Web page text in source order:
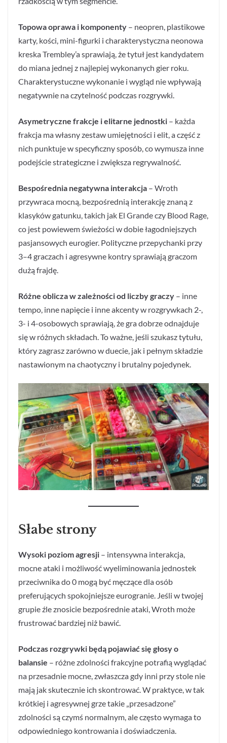
Topowa oprawa i komponenty – neopren, plastikowe
karty, kości, mini-figurki i charakterystyczna neonowa
kreska Trembley’a sprawiają, że tytuł jest kandydatem
do miana jednej z najlepiej wykonanych gier roku.
Charakterystuczne wykonanie i wygląd nie wpływają
negatywnie na czytelność podczas rozgrywki.
Asymetryczne frakcje i elitarne jednostki – każda
frakcja ma własny zestaw umiejętności i elit, a część z
nich punktuje w specyficzny sposób, co wymusza inne
podejście strategiczne i zwiększa regrywalność.
Bespośrednia negatywna interakcja – Wroth
przywraca mocną, bezpośrednią interakcję znaną z
klasyków gatunku, takich jak El Grande czy Blood Rage,
co jest powiewem świeżości w dobie łagodniejszych
pasjansowych eurogier. Polityczne przepychanki przy
3–4 graczach i agresywne kontry sprawiają graczom
dużą frajdę.
Różne oblicza w zależności od liczby graczy – inne
tempo, inne napięcie i inne akcenty w rozgrywkach 2-,
3- i 4-osobowych sprawiają, że gra dobrze odnajduje
się w różnych składach. To ważne, jeśli szukasz tytułu,
który zagrasz zarówno w duecie, jak i pełnym składzie
nastawionym na chaotyczny i brutalny pojedynek.
Słabe strony
Wysoki poziom agresji – intensywna interakcja,
mocne ataki i możliwość wyeliminowania jednostek
przeciwnika do 0 mogą być męczące dla osób
preferujących spokojniejsze eurogranie. Jeśli w twojej
grupie źle znosicie bezpośrednie ataki, Wroth może
frustrować bardziej niż bawić.
Podczas rozgrywki będą pojawiać się głosy o
balansie – różne zdolności frakcyjne potrafią wyglądać
na przesadnie mocne, zwłaszcza gdy inni przy stole nie
mają jak skutecznie ich skontrować. W praktyce, w tak
krótkiej i agresywnej grze takie „przesadzone”
zdolności są czymś normalnym, ale często wymaga to
odpowiedniego kontrowania i doświadczenia.